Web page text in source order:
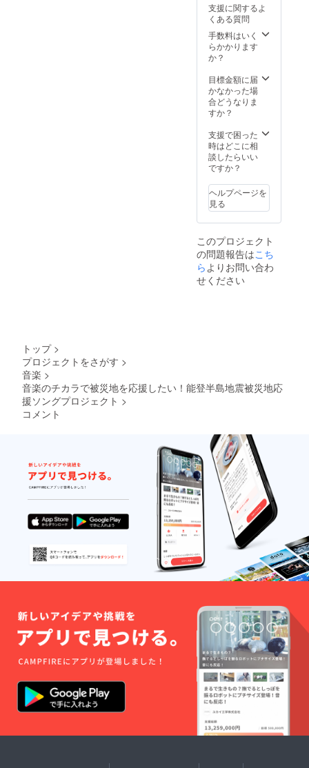
らinterfmで
番組DJを行
う。
（「Flower’s
YELL」毎週
土曜日16：
43～16：58
放
送）
「Flowers
have no
borders！
（花を愛で
る心に国境
はな
流、地方創
活動を行っ
ている。
株式会社イ
ンフィオ
ラータアソ
シエイツ 代
表取締役社
長／エンジ
ン０１ 文
会員／日本
ディスプレ
イクリエイ
ター協会 ア
ンバサダー
／ クリエ
イティブユ
ニットPAL
主宰
ティス
ト全員
との記
念撮影
（集合
※5月25
日17
時、東
京日本
う公開
発表に
ご招
待。
10名／1
曲のみ
の演奏
になり
※演奏終
了後、
出演者
全員と
集合写
す。
場は都
内とな
ります
●エール
ソング
という
名の種
をまこ
う」オ
ルCD
※CD
ジャ
ケット
アー
ティス
ト全員
のサイ
●参加
アー
ティス
トから
のメッ
イン
「明日
リジナ
ルTシャ
ツ ※ペ
イント
アー
ティス
トとし
て活躍
するさ
とうた
けしが
デザイ
ンした
イラス
のオリ
ジナルT
シャ
ツ。 ※
サイズ
はS・
M・L・
LL。Ｔ
シャツ
ラーは
白。
支援に関するよ
くある質問
手数料はいく
らかかります
か？
目標金額に届
かなかった場
合どうなりま
すか？
支援で困った
時はどこに相
談したらいい
ですか？
ヘルプページを
見る
このプロジェクト
の問題報告はこち
ら よりお問い合わ
せください
トップ >
プロジェクトをさがす >
音楽 >
音楽のチカラで被災地を応援したい！能登半島地震被災地応
援ソングプロジェクト >
コメント